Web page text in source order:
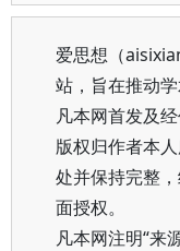
爱思想（
站，旨在推动学
凡本网首发及
版权归作者本
处并保持完整
面授权。
凡本网注明“来